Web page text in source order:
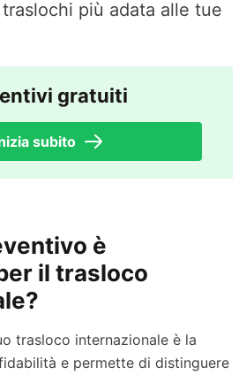
più adata alle tue
gratuiti
subito
è
il trasloco
trasloco internazionale è la
e permette di distinguere